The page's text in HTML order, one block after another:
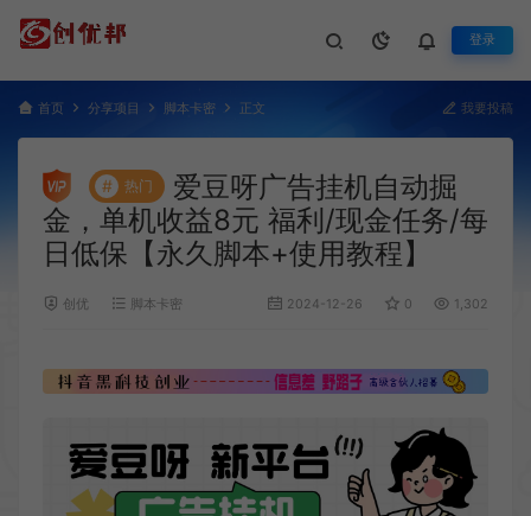
登录
首页 分享项目 脚本卡密 正文 我要投稿
# 热门
爱豆呀广告挂机自动掘
金，单机收益8元 福利/现金任务/每
日低保【永久脚本+使用教程】
创优 脚本卡密 2024-12-26 0 1,302